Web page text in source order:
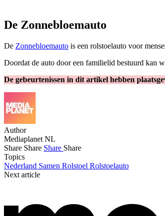
De Zonnebloemauto
De Zonnebloemauto is een rolstoelauto voor
Doordat de auto door een familielid bestuurd kan
De gebeurtenissen in dit artikel hebben
Author
Mediaplanet NL
Share Share Share Share
Topics
Nederland Samen Rolstoel Rolstoelauto
Next article